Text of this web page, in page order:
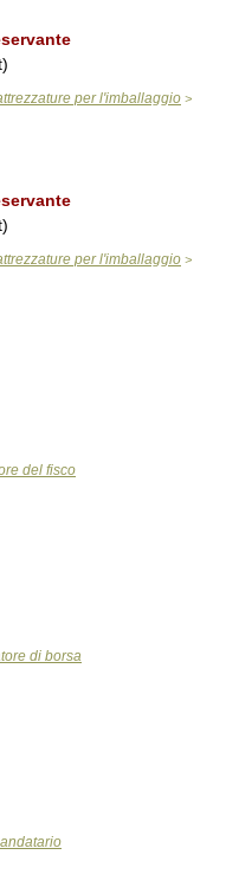
per l'imballaggio >
per l'imballaggio >
del fisco
di borsa